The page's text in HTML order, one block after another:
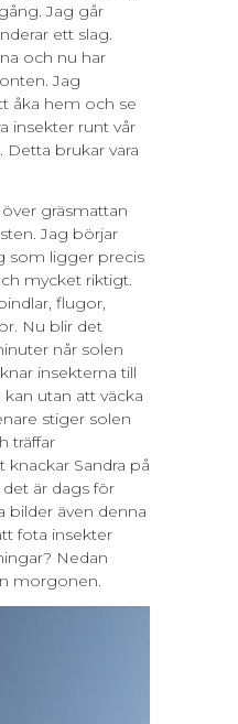
Jag går
ett slag.
och nu har
Jag
åka hem och se
insekter runt vår
brukar vara
gräsmattan
Jag börjar
som ligger precis
mycket riktigt.
flugor,
Nu blir det
når solen
insekterna till
kan utan att väcka
stiger solen
träffar
Sandra på
är dags för
bilder även denna
fota insekter
Nedan
morgonen.